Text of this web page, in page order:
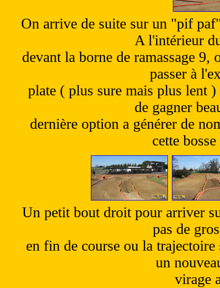
On arrive de suite sur un "pif
A l'intérieur
devant la borne de ramassage
passer à
plate ( plus sure mais plus lent
de gagner
dernière option a générer de
cette
Un petit bout droit pour arriver
pas de
en fin de course ou la trajectoire
un
virage